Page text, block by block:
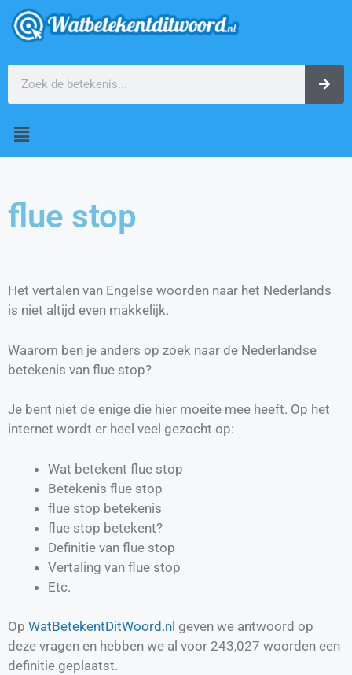
flue stop
Het vertalen van Engelse woorden naar het Nederlands
is niet altijd even makkelijk.
Waarom ben je anders op zoek naar de Nederlandse
betekenis van flue stop?
Je bent niet de enige die hier moeite mee heeft. Op het
internet wordt er heel veel gezocht op:
Wat betekent flue stop
Betekenis flue stop
flue stop betekenis
flue stop betekent?
Definitie van flue stop
Vertaling van flue stop
Etc.
Op WatBetekentDitWoord.nl geven we antwoord op
deze vragen en hebben we al voor 243,027 woorden een
definitie geplaatst.